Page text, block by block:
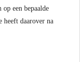
een bepaalde
heeft daarover na